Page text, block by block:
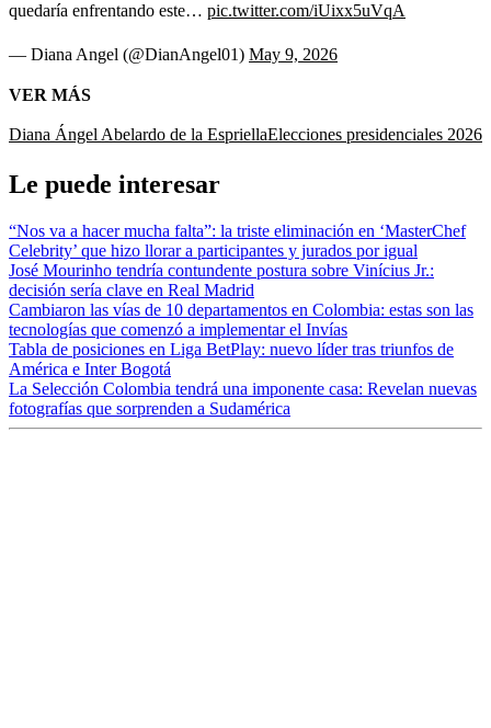
quedaría enfrentando este… pic.twitter.com/iUixx5uVqA
— Diana Angel (@DianAngel01) May 9, 2026
VER MÁS
Diana ÁngelAbelardo de la EspriellaElecciones presidenciales 2026
Le puede interesar
“Nos va a hacer mucha falta”: la triste eliminación en ‘MasterChef
Celebrity’ que hizo llorar a participantes y jurados por igual
José Mourinho tendría contundente postura sobre Vinícius Jr.:
decisión sería clave en Real Madrid
Cambiaron las vías de 10 departamentos en Colombia: estas son las
tecnologías que comenzó a implementar el Invías
Tabla de posiciones en Liga BetPlay: nuevo líder tras triunfos de
América e Inter Bogotá
La Selección Colombia tendrá una imponente casa: Revelan nuevas
fotografías que sorprenden a Sudamérica